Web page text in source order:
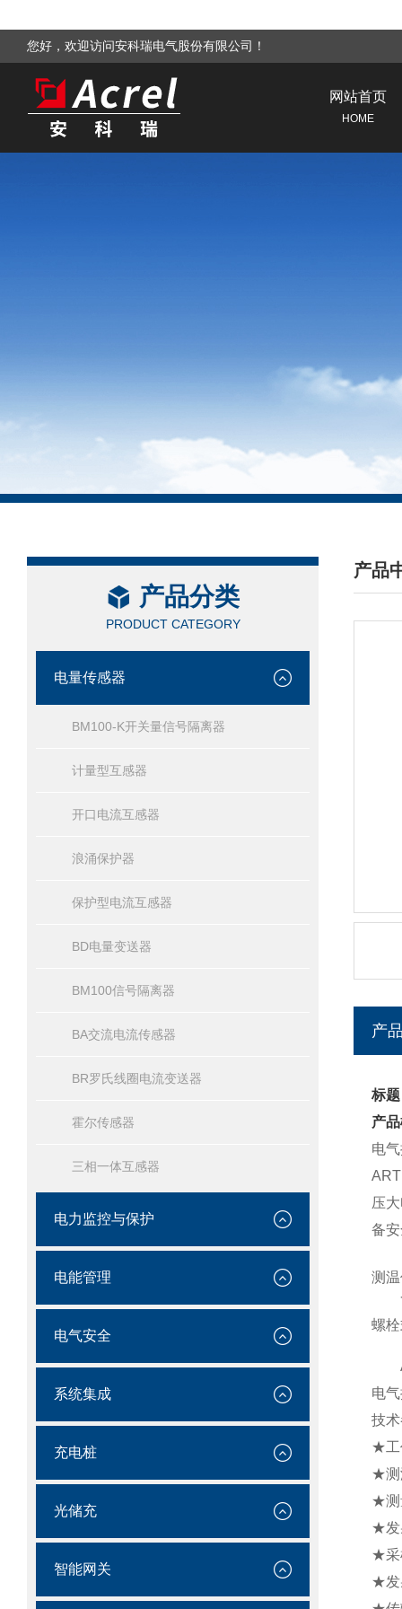
您好，欢迎访问安科瑞电气股份有限公司！
网站首页
HOME
产品分类
PRODUCT CATEGORY
电量传感器
BM100-K开关量信号隔离器
计量型互感器
开口电流互感器
浪涌保护器
保护型电流互感器
BD电量变送器
BM100信号隔离器
BA交流电流传感器
BR罗氏线圈电流变送器
霍尔传感器
三相一体互感器
电力监控与保护
电能管理
电气安全
系统集成
充电桩
光储充
智能网关
产品
/
产
标
产
电
压
备
测
一
螺
电
技
★工
★测
★测
★发
★采
★发